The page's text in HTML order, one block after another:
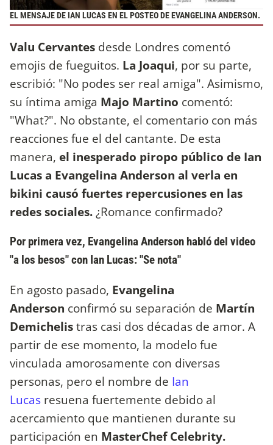
EL MENSAJE DE IAN LUCAS EN EL POSTEO DE EVANGELINA ANDERSON.
Valu Cervantes desde Londres comentó
emojis de fueguitos. La Joaqui, por su parte,
escribió: "No podes ser real amiga". Asimismo,
su íntima amiga Majo Martino comentó:
"What?". No obstante, el comentario con más
reacciones fue el del cantante. De esta
manera, el inesperado piropo público de Ian
Lucas a Evangelina Anderson al verla en
bikini causó fuertes repercusiones en las
redes sociales.¿Romance confirmado?
Por primera vez, Evangelina Anderson habló del video
"a los besos" con Ian Lucas: "Se nota"
En agosto pasado, Evangelina
Anderson confirmó su separación de Martín
Demichelistras casi dos décadas de amor. A
partir de ese momento, la modelo fue
vinculada amorosamente con diversas
personas, pero el nombre de Ian
Lucas resuena fuertemente debido al
acercamiento que mantienen durante su
participación en MasterChef Celebrity.